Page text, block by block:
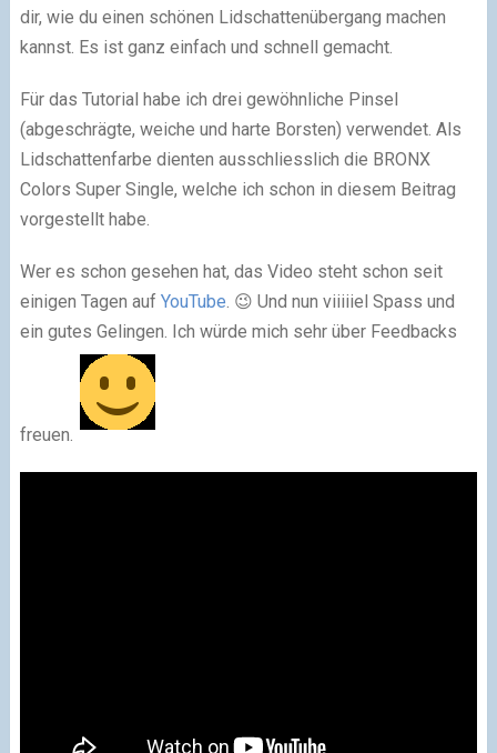
dir, wie du einen schönen Lidschattenübergang machen
kannst. Es ist ganz einfach und schnell gemacht.
Für das Tutorial habe ich drei gewöhnliche Pinsel
(abgeschrägte, weiche und harte Borsten) verwendet. Als
Lidschattenfarbe dienten ausschliesslich die BRONX
Colors Super Single, welche ich schon in diesem Beitrag
vorgestellt habe.
Wer es schon gesehen hat, das Video steht schon seit
einigen Tagen auf YouTube. 😉 Und nun viiiiiel Spass und
ein gutes Gelingen. Ich würde mich sehr über Feedbacks
freuen.